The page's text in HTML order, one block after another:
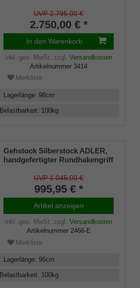
aus edlem, handpoliertem
Makassar-Ebenholz,
Wertanlage
UVP 2.795,00 €
2.750,00 € *
In den Warenkorb
inkl. ges. MwSt. zzgl. Versandkosten
Artikelnummer 3414
Merkliste
Lagerlänge: 98cm
Belastbarkeit: 100kg
Gehstock Silberstock ADLER,
handgefertigter Rundhakengriff
Silber mit detailgetreuer
Nachbildung eines
Adlerkopfes, aufgesetzt auf
einen Stock aus edlem
Makassar Ebenholz, inklusiv
Schlankpuffer.
UVP 1.045,00 €
995,95 € *
Artikel anzeigen
inkl. ges. MwSt. zzgl. Versandkosten
Artikelnummer 2466-E
Merkliste
Lagerlänge: 96cm
Belastbarkeit: 100kg